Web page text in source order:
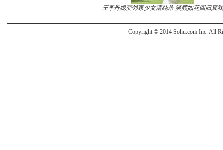
王李丹妮变邻家少女清纯杀 笑颜如花回归真我
Copyright © 2014 Sohu.com Inc. All